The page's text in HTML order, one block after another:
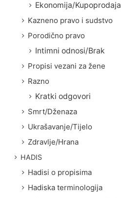
Ekonomija/Kupoprodaja
Kazneno pravo i sudstvo
Porodično pravo
Intimni odnosi/Brak
Propisi vezani za žene
Razno
Kratki odgovori
Smrt/Dženaza
Ukrašavanje/Tijelo
Zdravlje/Hrana
HADIS
Hadisi o propisima
Hadiska terminologija